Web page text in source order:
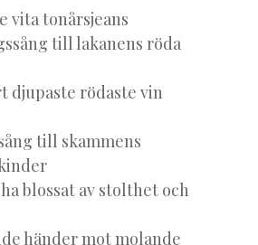
vita tonårsjeans
till lakanens röda
djupaste rödaste vin
till skammens
blossat av stolthet och
händer mot molande